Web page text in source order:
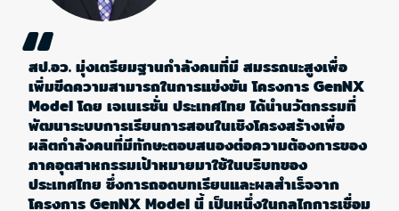
“
สป.อว. มุ่งเตรียมฐานกำลังคนที่มี สมรรถนะสูงเพื่อ
เพิ่มขีดความสามารถในการแข่งขัน โครงการ GenNX
Model โดย เจเนเรชั่น ประเทศไทย ได้นำนวัตกรรมที่
พัฒนาระบบการเรียนการสอนในเชิงโครงสร้างเพื่อ
ผลิตกำลังคนที่มีทักษะตอบสนองต่อความต้องการของ
ภาคอุตสาหกรรมเป้าหมายมาใช้ในบริบทของ
ประเทศไทย ซึ่งการถอดบทเรียนและผลสำเร็จจาก
โครงการ GenNX Model นี้ เป็นหนึ่งในกลไกการเชื่อม